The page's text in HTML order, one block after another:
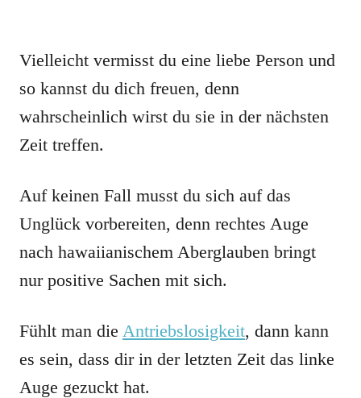
Vielleicht vermisst du eine liebe Person und
so kannst du dich freuen, denn
wahrscheinlich wirst du sie in der nächsten
Zeit treffen.
Auf keinen Fall musst du sich auf das
Unglück vorbereiten, denn rechtes Auge
nach hawaiianischem Aberglauben bringt
nur positive Sachen mit sich.
Fühlt man die Antriebslosigkeit, dann kann
es sein, dass dir in der letzten Zeit das linke
Auge gezuckt hat.